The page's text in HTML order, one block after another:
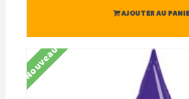
AJOUTER AU
Nouveau